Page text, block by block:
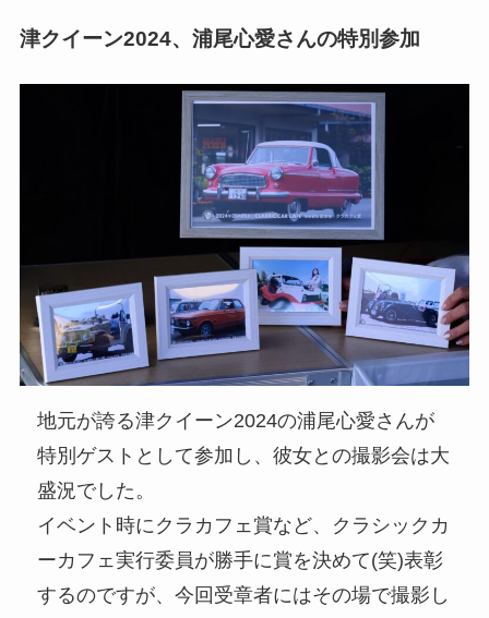
津クイーン2024、浦尾心愛さんの特別参加
地元が誇る津クイーン2024の浦尾心愛さんが
特別ゲストとして参加し、彼女との撮影会は大
盛況でした。
イベント時にクラカフェ賞など、クラシックカ
ーカフェ実行委員が勝手に賞を決めて(笑)表彰
するのですが、今回受章者にはその場で撮影し